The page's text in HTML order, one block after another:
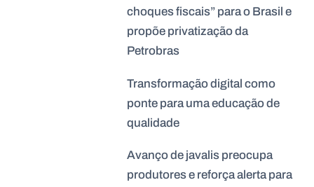
choques fiscais” para o Brasil e
propõe privatização da
Petrobras
Transformação digital como
ponte para uma educação de
qualidade
Avanço de javalis preocupa
produtores e reforça alerta para